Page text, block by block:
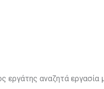
εργάτης αναζητά εργασία